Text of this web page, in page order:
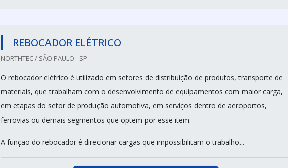
REBOCADOR ELÉTRICO
NORTHTEC / SÃO PAULO - SP
O rebocador elétrico é utilizado em setores de distribuição de produtos, transporte de
materiais, que trabalham com o desenvolvimento de equipamentos com maior carga,
em etapas do setor de produção automotiva, em serviços dentro de aeroportos,
ferrovias ou demais segmentos que optem por esse item.
A função do rebocador é direcionar cargas que impossibilitam o trabalho...